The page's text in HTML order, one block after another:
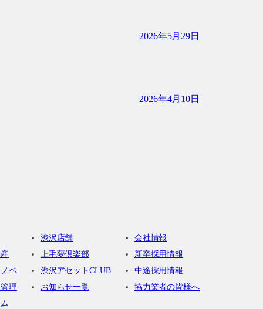
2026年5月29日
2026年4月10日
ベ
理
渋沢店舗
上毛夢倶楽部
渋沢アセットCLUB
お知らせ一覧
会社情報
新卒採用情報
中途採用情報
協力業者の皆様へ